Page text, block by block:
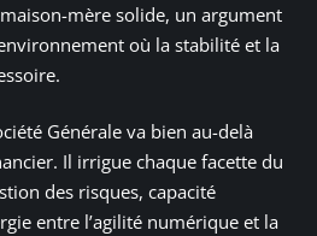
maison-mère solide, un argument
où la stabilité et la
Générale va bien au-delà
Il irrigue chaque facette du
des risques, capacité
entre l’agilité numérique et la